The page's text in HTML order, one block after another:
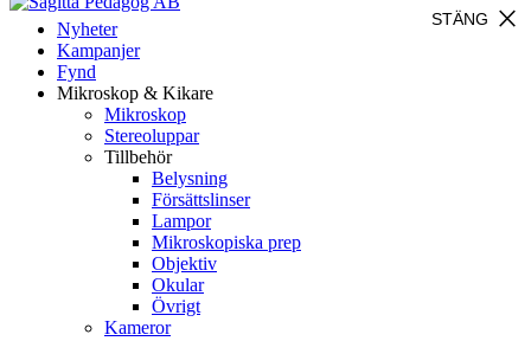
close
STÄNG
Nyheter
Kampanjer
Fynd
Mikroskop & Kikare
Mikroskop
Stereoluppar
Tillbehör
Belysning
Försättslinser
Lampor
Mikroskopiska prep
Objektiv
Okular
Övrigt
Kameror